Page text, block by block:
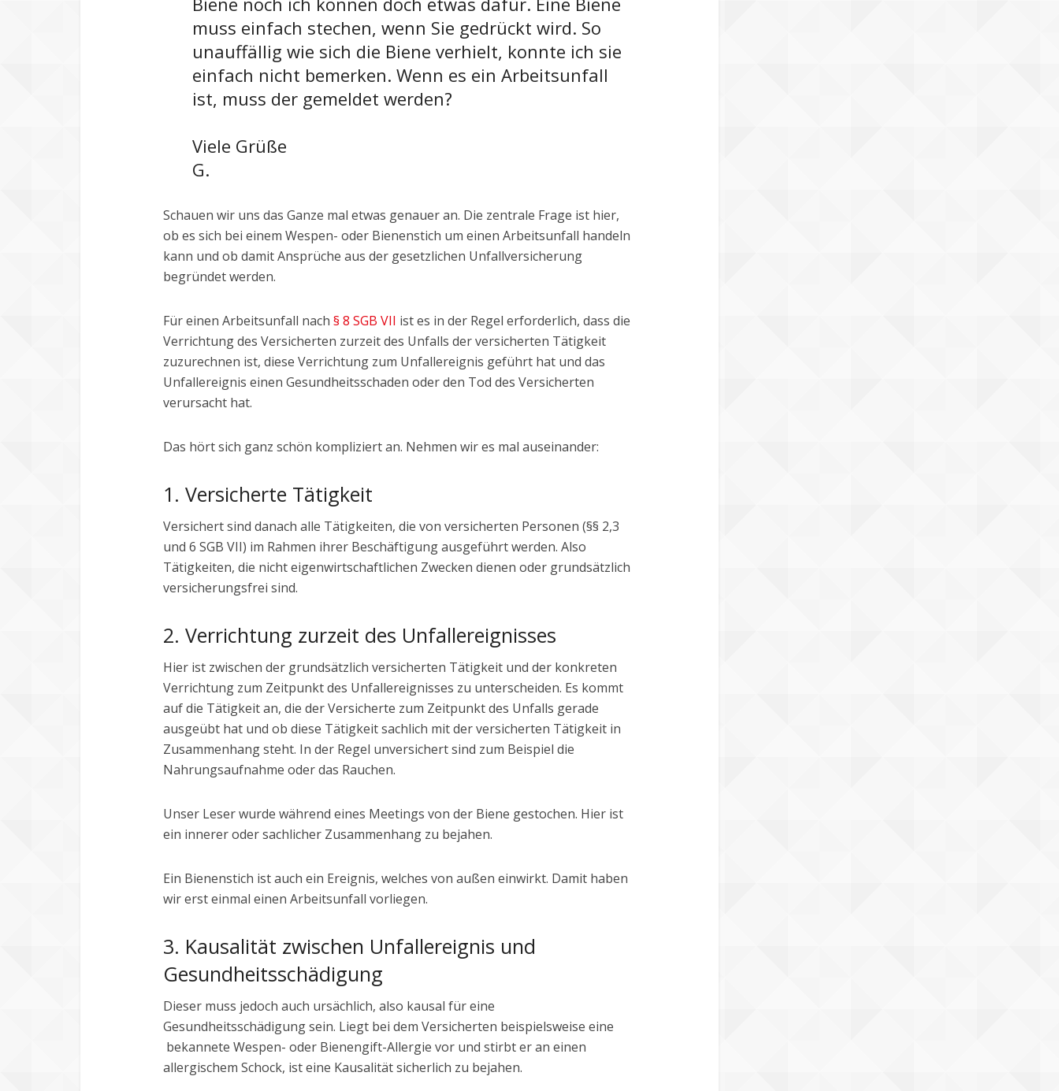
muss einfach stechen, wenn Sie gedrückt wird. So
unauffällig wie sich die Biene verhielt, konnte ich sie
einfach nicht bemerken. Wenn es ein Arbeitsunfall
ist, muss der gemeldet werden?
Viele Grüße
G.
Schauen wir uns das Ganze mal etwas genauer an. Die zentrale Frage ist hier,
ob es sich bei einem Wespen- oder Bienenstich um einen Arbeitsunfall handeln
kann und ob damit Ansprüche aus der gesetzlichen Unfallversicherung
begründet werden.
Für einen Arbeitsunfall nach § 8 SGB VII ist es in der Regel erforderlich, dass die
Verrichtung des Versicherten zurzeit des Unfalls der versicherten Tätigkeit
zuzurechnen ist, diese Verrichtung zum Unfallereignis geführt hat und das
Unfallereignis einen Gesundheitsschaden oder den Tod des Versicherten
verursacht hat.
Das hört sich ganz schön kompliziert an. Nehmen wir es mal auseinander:
1. Versicherte Tätigkeit
Versichert sind danach alle Tätigkeiten, die von versicherten Personen (§§ 2,3
und 6 SGB VII) im Rahmen ihrer Beschäftigung ausgeführt werden. Also
Tätigkeiten, die nicht eigenwirtschaftlichen Zwecken dienen oder grundsätzlich
versicherungsfrei sind.
2. Verrichtung zurzeit des Unfallereignisses
Hier ist zwischen der grundsätzlich versicherten Tätigkeit und der konkreten
Verrichtung zum Zeitpunkt des Unfallereignisses zu unterscheiden. Es kommt
auf die Tätigkeit an, die der Versicherte zum Zeitpunkt des Unfalls gerade
ausgeübt hat und ob diese Tätigkeit sachlich mit der versicherten Tätigkeit in
Zusammenhang steht. In der Regel unversichert sind zum Beispiel die
Nahrungsaufnahme oder das Rauchen.
Unser Leser wurde während eines Meetings von der Biene gestochen. Hier ist
ein innerer oder sachlicher Zusammenhang zu bejahen.
Ein Bienenstich ist auch ein Ereignis, welches von außen einwirkt. Damit haben
wir erst einmal einen Arbeitsunfall vorliegen.
3. Kausalität zwischen Unfallereignis und
Gesundheitsschädigung
Dieser muss jedoch auch ursächlich, also kausal für eine
Gesundheitsschädigung sein. Liegt bei dem Versicherten beispielsweise eine
bekannete Wespen- oder Bienengift-Allergie vor und stirbt er an einen
allergischem Schock, ist eine Kausalität sicherlich zu bejahen.